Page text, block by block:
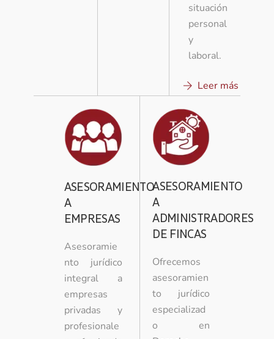
situación
personal
y
laboral.
Leer más
ASESORAMIENTO
A
EMPRESAS
Asesoramie
nto jurídico
integral a
empresas
privadas y
profesionale
ASESORAMIENTO
A
ADMINISTRADORES
DE FINCAS
Ofrecemos
asesoramien
to jurídico
especializad
o en